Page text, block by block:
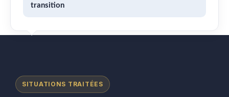
transition
SITUATIONS TRAITÉES